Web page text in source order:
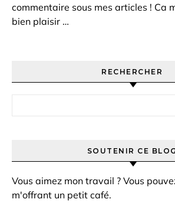
commentaire sous mes articles ! Ca
bien plaisir …
RECHERCHER
SOUTENIR CE BLOG
Vous aimez mon travail ? Vous
m'offrant un petit café.